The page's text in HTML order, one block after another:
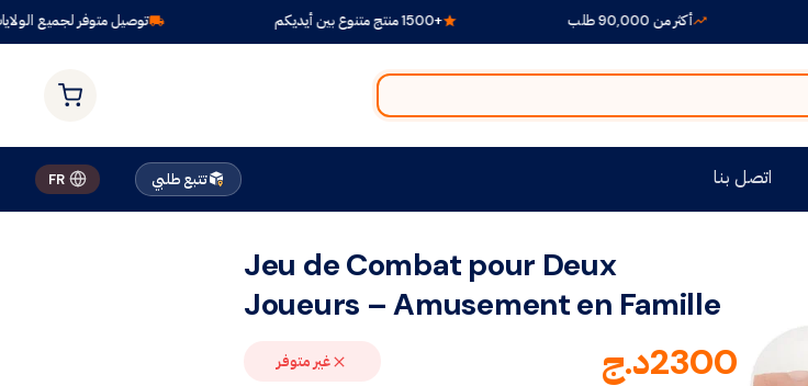
توصيل متوفر لجميع الولايات أكثر من 90,000 طلب
اتصل بنا تتبع طلبي FR
Jeu de Combat pour Deux
Joueurs – Amusement en Famille
2300د.ج غير متوفر